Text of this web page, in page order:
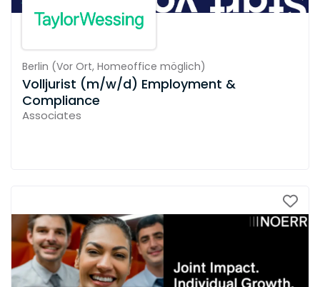
Berlin (Vor Ort, Homeoffice möglich)
Volljurist (m/w/d) Employment &
Compliance
Associates